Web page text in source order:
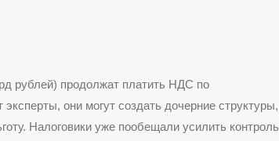
рублей) продолжат платить НДС по
они могут создать дочерние структуры,
Налоговики уже пообещали усилить контроль